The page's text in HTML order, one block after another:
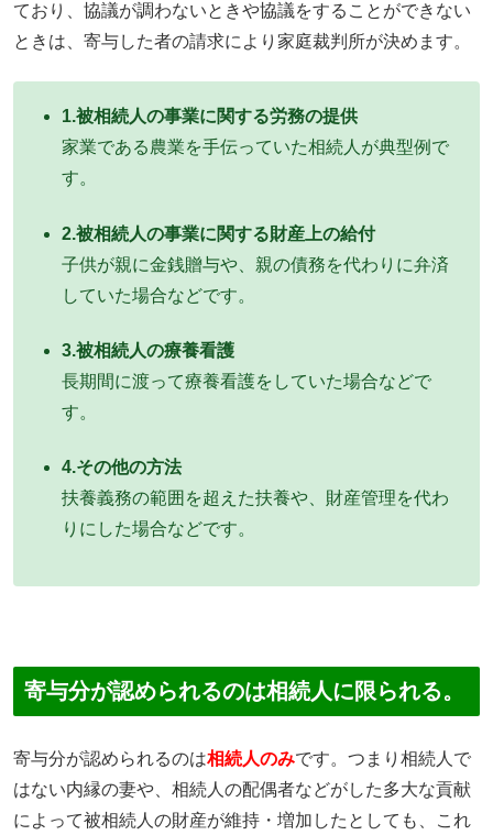
ており、協議が調わないときや協議をすることができない
ときは、寄与した者の請求により家庭裁判所が決めます。
1.被相続人の事業に関する労務の提供
家業である農業を手伝っていた相続人が典型例で
す。
2.被相続人の事業に関する財産上の給付
子供が親に金銭贈与や、親の債務を代わりに弁済
していた場合などです。
3.被相続人の療養看護
長期間に渡って療養看護をしていた場合などで
す。
4.その他の方法
扶養義務の範囲を超えた扶養や、財産管理を代わ
りにした場合などです。
寄与分が認められるのは相続人に限られる。
寄与分が認められるのは相続人のみです。つまり相続人で
はない内縁の妻や、相続人の配偶者などがした多大な貢献
によって被相続人の財産が維持・増加したとしても、これ